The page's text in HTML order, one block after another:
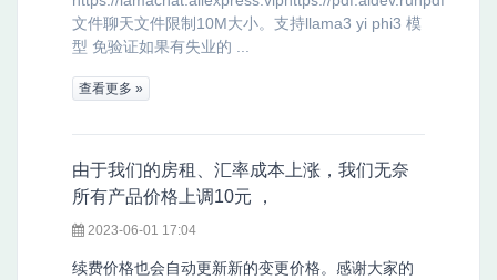
文件聊天文件限制10M大小。支持llama3 yi phi3 模
型 免验证如果有失业的 ...
查看更多 »
由于我们的房租、汇率成本上涨，我们无奈
所有产品价格上调10元 ，
2023-06-01 17:04
续费价格也会自动更新新的变更价格。感谢大家的